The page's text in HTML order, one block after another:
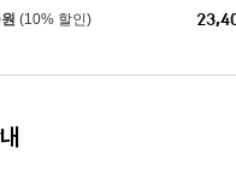
원 (10% 할인)